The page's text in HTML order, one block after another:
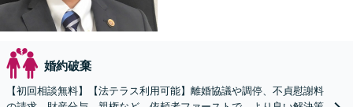
婚約破棄
【初回相談無料】【法テラス利用可能】離婚協議や調停、不貞慰謝料